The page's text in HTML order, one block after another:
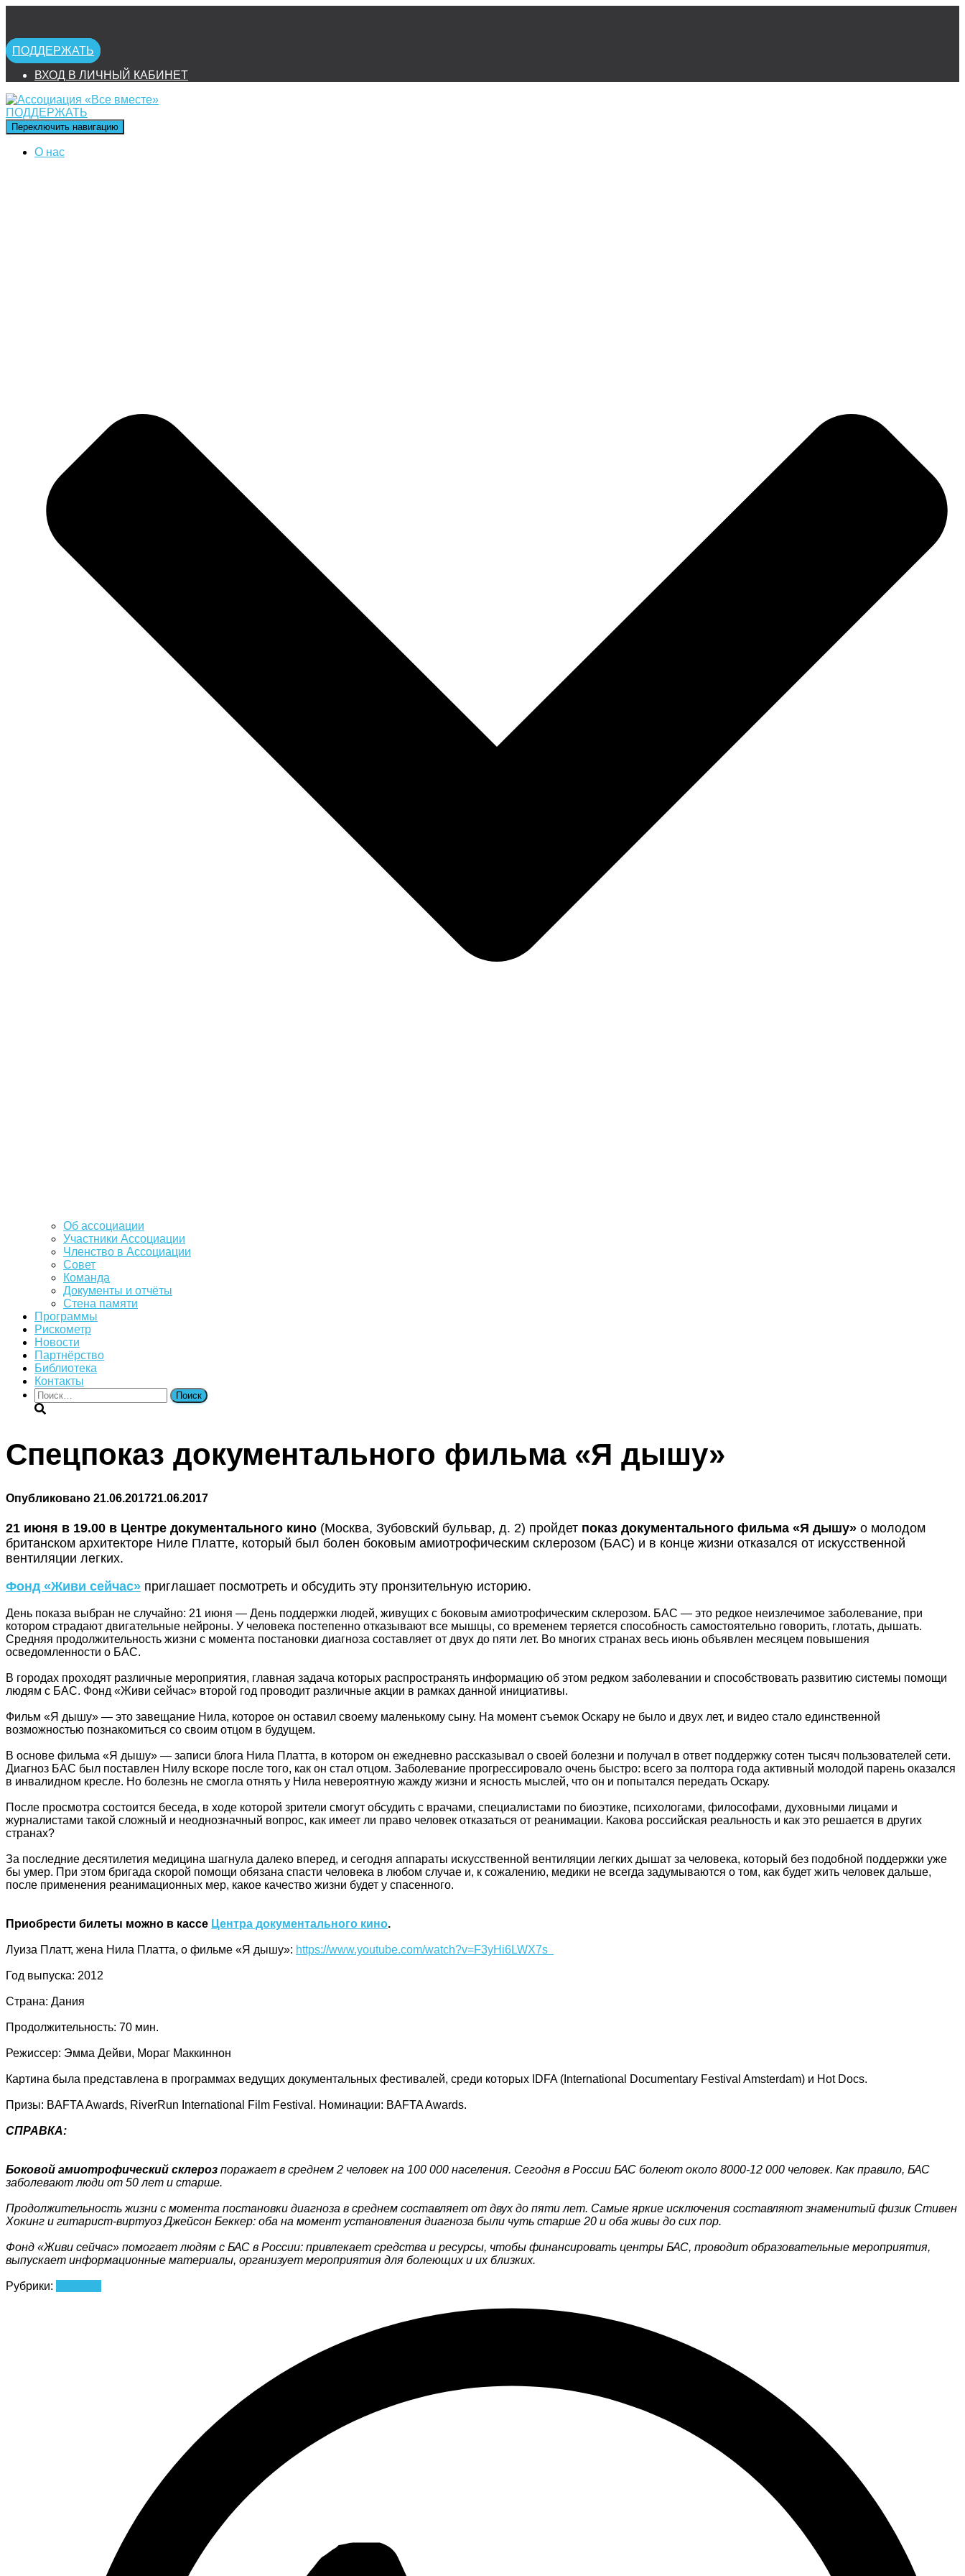
ПОДДЕРЖАТЬ
ВХОД В ЛИЧНЫЙ КАБИНЕТ
ПОДДЕРЖАТЬ
Переключить навигацию
О нас
Об ассоциации
Участники Ассоциации
Членство в Ассоциации
Совет
Команда
Документы и отчёты
Стена памяти
Программы
Рискометр
Новости
Партнёрство
Библиотека
Контакты
Найти:
Спецпоказ документального фильма «Я дышу»
Опубликовано 21.06.201721.06.2017
21 июня в 19.00 в Центре документального кино (Москва, Зубовский бульвар, д. 2) пройдет показ документального фильма «Я дышу» о молодом
британском архитекторе Ниле Платте, который был болен боковым амиотрофическим склерозом (БАС) и в конце жизни отказался от искусственной
вентиляции легких.
Фонд «Живи сейчас» приглашает посмотреть и обсудить эту пронзительную историю.
День показа выбран не случайно: 21 июня — День поддержки людей, живущих с боковым амиотрофическим склерозом. БАС — это редкое неизлечимое заболевание, при
котором страдают двигательные нейроны. У человека постепенно отказывают все мышцы, со временем теряется способность самостоятельно говорить, глотать, дышать.
Средняя продолжительность жизни с момента постановки диагноза составляет от двух до пяти лет. Во многих странах весь июнь объявлен месяцем повышения
осведомленности о БАС.
В городах проходят различные мероприятия, главная задача которых распространять информацию об этом редком заболевании и способствовать развитию системы помощи
людям с БАС. Фонд «Живи сейчас» второй год проводит различные акции в рамках данной инициативы.
Фильм «Я дышу» — это завещание Нила, которое он оставил своему маленькому сыну. На момент съемок Оскару не было и двух лет, и видео стало единственной
возможностью познакомиться со своим отцом в будущем.
В основе фильма «Я дышу» — записи блога Нила Платта, в котором он ежедневно рассказывал о своей болезни и получал в ответ поддержку сотен тысяч пользователей сети.
Диагноз БАС был поставлен Нилу вскоре после того, как он стал отцом. Заболевание прогрессировало очень быстро: всего за полтора года активный молодой парень оказался
в инвалидном кресле. Но болезнь не смогла отнять у Нила невероятную жажду жизни и ясность мыслей, что он и попытался передать Оскару.
После просмотра состоится беседа, в ходе которой зрители смогут обсудить с врачами, специалистами по биоэтике, психологами, философами, духовными лицами и
журналистами такой сложный и неоднозначный вопрос, как имеет ли право человек отказаться от реанимации. Какова российская реальность и как это решается в других
странах?
За последние десятилетия медицина шагнула далеко вперед, и сегодня аппараты искусственной вентиляции легких дышат за человека, который без подобной поддержки уже
бы умер. При этом бригада скорой помощи обязана спасти человека в любом случае и, к сожалению, медики не всегда задумываются о том, как будет жить человек дальше,
после применения реанимационных мер, какое качество жизни будет у спасенного.
Приобрести билеты можно в кассе Центра документального кино.
Луиза Платт, жена Нила Платта, о фильме «Я дышу»: https://www.youtube.com/watch?v=F3yHi6LWX7s
Год выпуска: 2012
Страна: Дания
Продолжительность: 70 мин.
Режиссер: Эмма Дейви, Мораг Маккиннон
Картина была представлена в программах ведущих документальных фестивалей, среди которых IDFA (International Documentary Festival Amsterdam) и Hot Docs.
Призы: BAFTA Awards, RiverRun International Film Festival. Номинации: BAFTA Awards.
СПРАВКА:
Боковой амиотрофический склероз поражает в среднем 2 человек на 100 000 населения. Сегодня в России БАС болеют около 8000-12 000 человек. Как правило, БАС
заболевают люди от 50 лет и старше.
Продолжительность жизни с момента постановки диагноза в среднем составляет от двух до пяти лет. Самые яркие исключения составляют знаменитый физик Стивен
Хокинг и гитарист-виртуоз Джейсон Беккер: оба на момент установления диагноза были чуть старше 20 и оба живы до сих пор.
Фонд «Живи сейчас» помогает людям с БАС в России: привлекает средства и ресурсы, чтобы финансировать центры БАС, проводит образовательные мероприятия,
выпускает информационные материалы, организует мероприятия для болеющих и их близких.
Рубрики: